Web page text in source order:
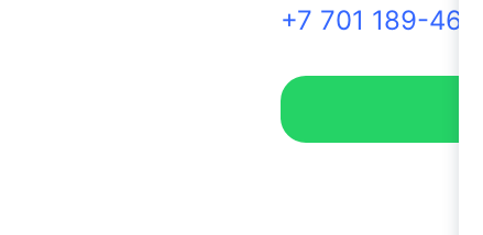
+7 701 189-46-